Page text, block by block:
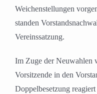
Weichenstellungen
standen
Vereinssatzung.
Im Zuge der Neuwahlen
Vorsitzende in den
Doppelbesetzung